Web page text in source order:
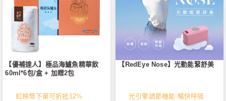
【優補達人】極品海鱸魚精華飲
60ml*6包/盒 + 加贈2包
虹映幣下單可折抵12%
【RedEye Nose】光動能緊舒美
光引擎調節機能 暢快呼吸